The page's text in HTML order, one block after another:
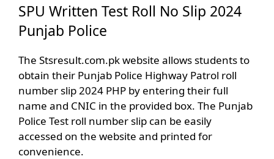
SPU Written Test Roll No Slip 2024
Punjab Police
The Stsresult.com.pk website allows students to
obtain their Punjab Police Highway Patrol roll
number slip 2024 PHP by entering their full
name and CNIC in the provided box. The Punjab
Police Test roll number slip can be easily
accessed on the website and printed for
convenience.